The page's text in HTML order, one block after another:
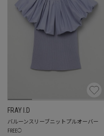
FRAY I.D
バルーンスリーブニットプルオーバー
FREE◯